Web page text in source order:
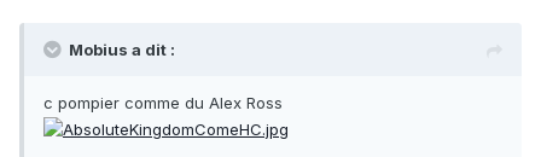
Mobius a dit :
c pompier comme du Alex Ross